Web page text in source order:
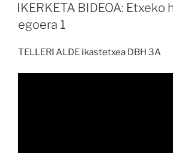
IKERKETA BIDEOA: Etxeko
egoera 1
TELLERI ALDE ikastetxea DBH 3A